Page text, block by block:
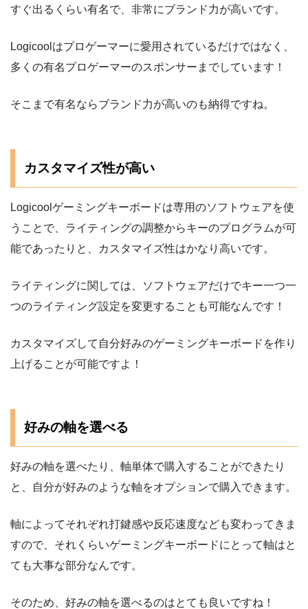
すぐ出るくらい有名で、非常にブランド力が高いです。
Logicoolはプロゲーマーに愛用されているだけではなく、
多くの有名プロゲーマーのスポンサーまでしています！
そこまで有名ならブランド力が高いのも納得ですね。
カスタマイズ性が高い
Logicoolゲーミングキーボードは専用のソフトウェアを使
うことで、ライティングの調整からキーのプログラムが可
能であったりと、カスタマイズ性はかなり高いです。
ライティングに関しては、ソフトウェアだけでキー一つ一
つのライティング設定を変更することも可能なんです！
カスタマイズして自分好みのゲーミングキーボードを作り
上げることが可能ですよ！
好みの軸を選べる
好みの軸を選べたり、軸単体で購入することができたり
と、自分が好みのような軸をオプションで購入できます。
軸によってそれぞれ打鍵感や反応速度なども変わってきま
すので、それくらいゲーミングキーボードにとって軸はと
ても大事な部分なんです。
そのため、好みの軸を選べるのはとても良いですね！